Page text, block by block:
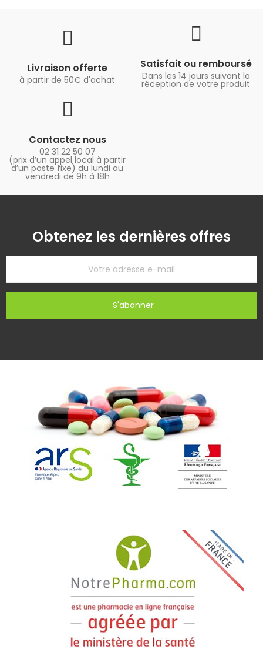
Livraison offerte
à partir de 50€ d'achat
Satisfait ou remboursé
Dans les 14 jours suivant la
réception de votre produit
Contactez nous
02 31 22 50 07
(prix d’un appel local à partir
d’un poste fixe) du lundi au
vendredi de 9h à 18h
Obtenez les dernières offres
S'abonner